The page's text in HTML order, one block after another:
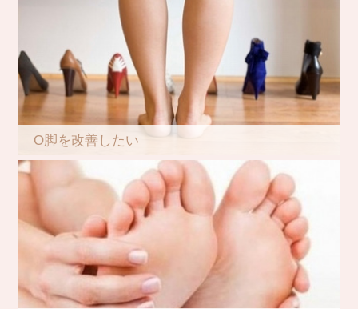
O脚を改善したい